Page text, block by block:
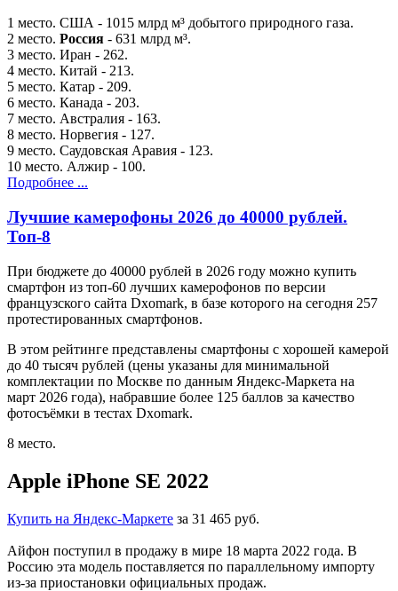
1 место. США - 1015 млрд м³ добытого природного газа.
2 место. Россия - 631 млрд м³.
3 место. Иран - 262.
4 место. Китай - 213.
5 место. Катар - 209.
6 место. Канада - 203.
7 место. Австралия - 163.
8 место. Норвегия - 127.
9 место. Саудовская Аравия - 123.
10 место. Алжир - 100.
Подробнее ...
Лучшие камерофоны 2026 до 40000 рублей.
Топ-8
При бюджете до 40000 рублей в 2026 году можно купить
смартфон из топ-60 лучших камерофонов по версии
французского сайта Dxomark, в базе которого на сегодня 257
протестированных смартфонов.
В этом рейтинге представлены смартфоны с хорошей камерой
до 40 тысяч рублей (цены указаны для минимальной
комплектации по Москве по данным Яндекс-Маркета на
март 2026 года), набравшие более 125 баллов за качество
фотосъёмки в тестах Dxomark.
8 место.
Apple iPhone SE 2022
Купить на Яндекс-Маркете за 31 465 руб.
Айфон поступил в продажу в мире 18 марта 2022 года. В
Россию эта модель поставляется по параллельному импорту
из-за приостановки официальных продаж.